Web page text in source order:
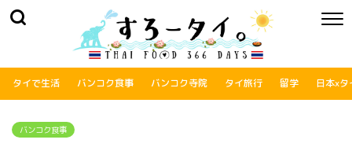
タイで生活 バンコク食事 バンコク寺院 タイ旅行 留学 日本xタ
バンコク食事